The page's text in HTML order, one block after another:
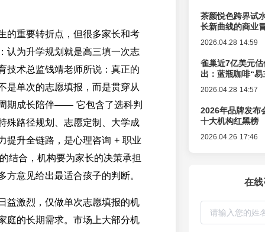
的重要转折点，但很多家长和考
认为升学规划就是高三填一次志
技术总监钱靖老师所说：真正的
是单次的志愿填报，而是贯穿从
期成长陪伴—— 它包含了选科判
殊路径规划、志愿定制、大学成
提升全链路，是心理咨询 + 职业
结合，机构要为家长的决策承担
方意见给出最适合孩子的判断。
益激烈，仅做单次志愿填报的机
庭的长期需求。市场上大部分机
茶颜悦色跨界试
长新曲线的商业
2026.04.28 14:59
雀巢近7亿美元
出：蓝瓶咖啡“
2026.04.28 14:57
2026年品牌发布
十大机构红黑榜
2026.04.26 17:46
在